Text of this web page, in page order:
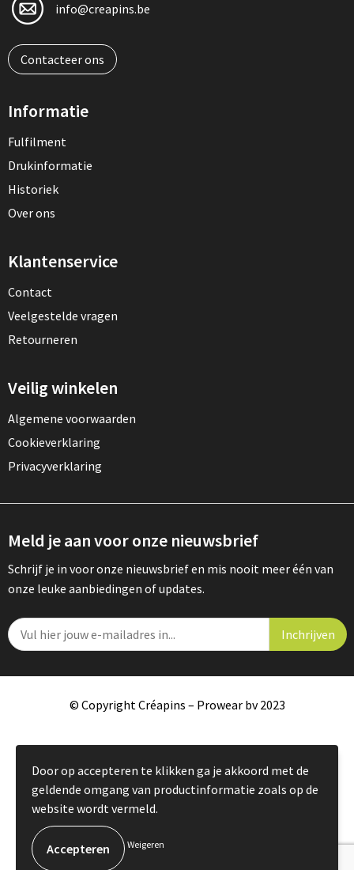
info@creapins.be
Contacteer ons
Informatie
Fulfilment
Drukinformatie
Historiek
Over ons
Klantenservice
Contact
Veelgestelde vragen
Retourneren
Veilig winkelen
Algemene voorwaarden
Cookieverklaring
Privacyverklaring
Meld je aan voor onze nieuwsbrief
Schrijf je in voor onze nieuwsbrief en mis nooit meer één van
onze leuke aanbiedingen of updates.
© Copyright Créapins – Prowear bv 2023
Door op accepteren te klikken ga je akkoord met de
geldende omgang van productinformatie zoals op de
website wordt vermeld.
Weigeren